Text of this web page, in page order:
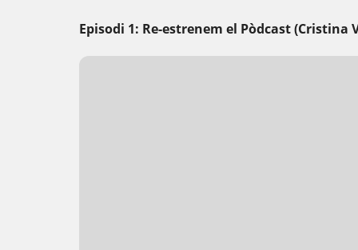
Episodi 1: Re-estrenem el Pòdcast (Cristina